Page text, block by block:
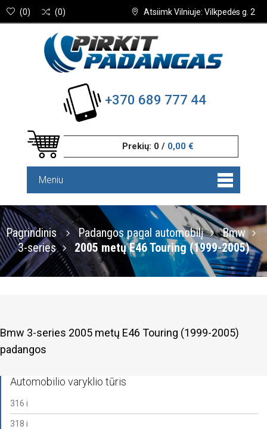
Atsiimk Vilniuje: Vilkpedės g. 2
(0) (0)
+370 689 777 44
Prekių: 0 / 0,00 €
Meniu
Pagrindinis Padangos pagal automobilį
Bmw
3-series
2005 metų E46 Touring (1999-2005)
Bmw 3-series 2005 metų E46 Touring (1999-2005)
padangos
Automobilio varyklio tūris
316 i
318 i